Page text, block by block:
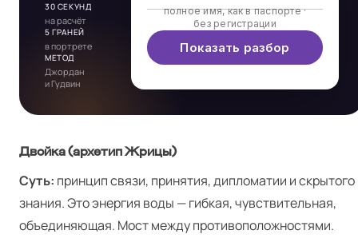
30 СЕКУНД
на расчёт
5 ГРАНЕЙ
в портрете
МЕТОД
Джордан
и Гудвин
полное имя, как в паспорте ·
без регистрации
Показать разбор
Двойка (архетип Жрицы)
Суть: принцип связи, принятия, дипломатии и скрытого
знания. Это энергия воды — гибкая, чувствительная,
объединяющая. Мост между противоположностями.